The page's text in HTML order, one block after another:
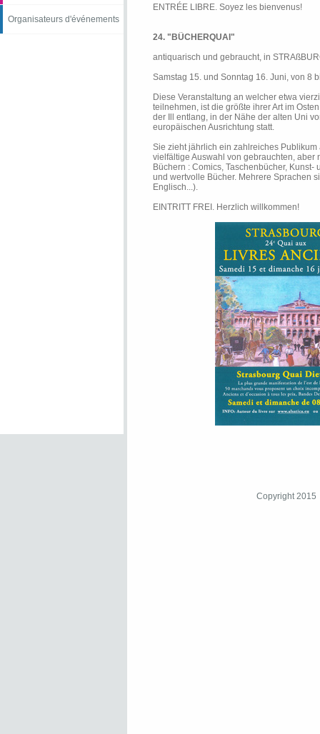
Organisateurs d'événements
ENTRÉE LIBRE. Soyez les bienvenus!
24. "BÜCHERQUAI"
antiquarisch und gebraucht, in
Samstag 15. und Sonntag 16. Juni, von 8
Diese Veranstaltung an welcher etwa
teilnehmen, ist die größte ihrer Art im
der Ill entlang, in der Nähe der alten Uni
europäischen Ausrichtung statt.
Sie zieht jährlich ein zahlreiches Publikum
vielfältige Auswahl von gebrauchten, aber
Büchern : Comics, Taschenbücher, Kunst-
und wertvolle Bücher. Mehrere Sprachen
Englisch...).
EINTRITT FREI. Herzlich willkommen!
Copyright 2015